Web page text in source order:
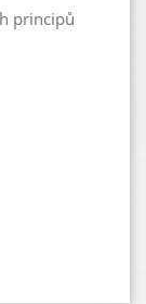
principů